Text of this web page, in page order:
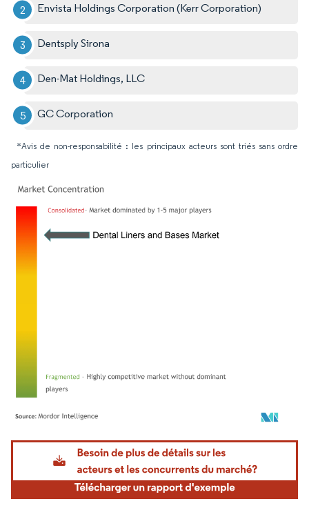
Envista Holdings Corporation (Kerr Corporation)
Dentsply Sirona
Den-Mat Holdings, LLC
GC Corporation
*Avis de non-responsabilité : les principaux acteurs sont triés sans ordre
particulier
Image © Mordor Intelligence. La réutilisation nécessite une attribution sous CC BY